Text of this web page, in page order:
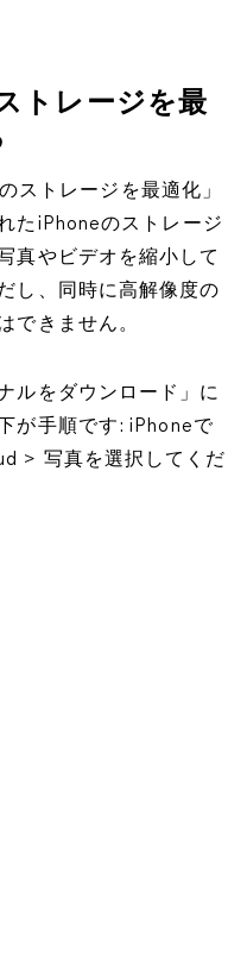
トレージを最
ストレージを最適化」
たiPhoneのストレージ
真やビデオを縮小して
し、同時に高解像度の
できません。
ルをダウンロード」に
が手順です: iPhoneで
> 写真を選択してくだ